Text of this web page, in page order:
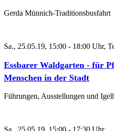
Gerda Münnich-Traditionsbusfahrt
Sa., 25.05.19, 15:00 - 18:00 Uhr,
Essbarer Waldgarten - für
Menschen in der Stadt
Führungen, Ausstellungen und
Sa., 25.05.19, 15:00 - 17:30 Uhr